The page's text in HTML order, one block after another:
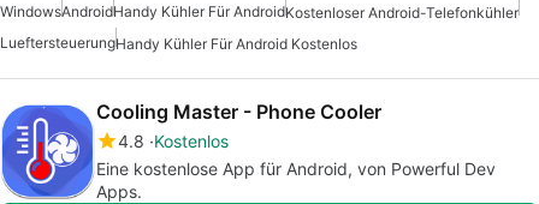
WindowsAndroidHandy Kühler Für AndroidKostenloser Android-Telefonkühler
LueftersteuerungHandy Kühler Für Android Kostenlos
Cooling Master - Phone Cooler
4.8 Kostenlos
Eine kostenlose App für Android, von Powerful Dev
Apps.